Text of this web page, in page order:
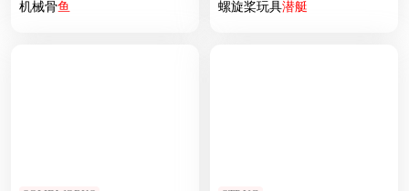
机械骨鱼 螺旋桨玩具潜艇